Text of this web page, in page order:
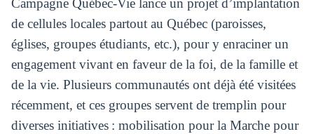
Campagne Québec-Vie lance un projet d’implantation
de cellules locales partout au Québec (paroisses,
églises, groupes étudiants, etc.), pour y enraciner un
engagement vivant en faveur de la foi, de la famille et
de la vie. Plusieurs communautés ont déjà été visitées
récemment, et ces groupes servent de tremplin pour
diverses initiatives : mobilisation pour la Marche pour